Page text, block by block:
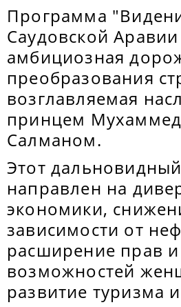
Программа
Саудовской Аравии
амбициозная
преобразования
возглавляемая
принцем
Салманом.
Этот
направлен на
экономики,
зависимости от
расширение прав и
возможностей
развитие туризма